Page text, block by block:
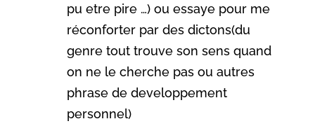
pu etre pire …) ou essaye pour me
réconforter par des dictons(du
genre tout trouve son sens quand
on ne le cherche pas ou autres
phrase de developpement
personnel)